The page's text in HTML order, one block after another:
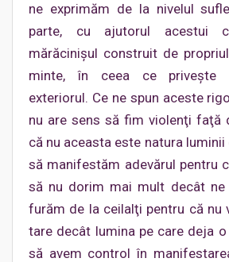
ne exprimăm de la nivelul
parte, cu ajutorul acestui
mărăcinişul construit de
minte, în ceea ce priveşte
exteriorul. Ce ne spun aceste
nu are sens să fim violenţi faţă
că nu aceasta este natura luminii
să manifestăm adevărul pentru
să nu dorim mai mult decât ne
furăm de la ceilalţi pentru că nu
tare decât lumina pe care deja
să avem control în